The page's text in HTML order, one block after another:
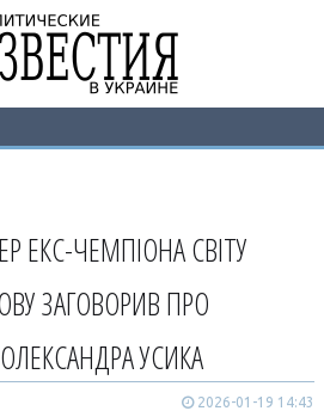
ЕКС-ЧЕМПІОНА СВІТУ
ЗАГОВОРИВ ПРО
УСИКА
2026-01-19 14:43